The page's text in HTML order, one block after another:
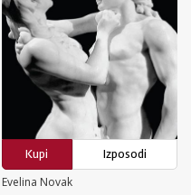
Kupi
Izposodi
Evelina Novak